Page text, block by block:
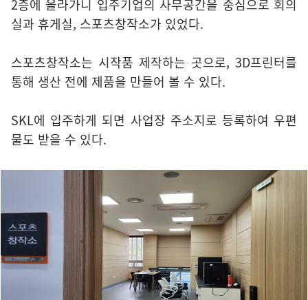
2층에 올라가니 입주기업의 사무공간을 중심으로 회의
실과 휴게실, 스포츠창작소가 있었다.
스포츠창작소는 시작품 제작하는 곳으로, 3D프린터를
통해 생산 전에 제품을 만들어 볼 수 있다.
SKL에 입주하게 되면 사업장 주소지로 등록하여 우편
물도 받을 수 있다.